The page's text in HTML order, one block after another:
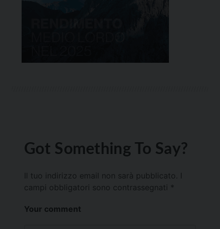
Got Something To Say?
Il tuo indirizzo email non sarà pubblicato.
campi obbligatori sono contrassegnati *
Your comment